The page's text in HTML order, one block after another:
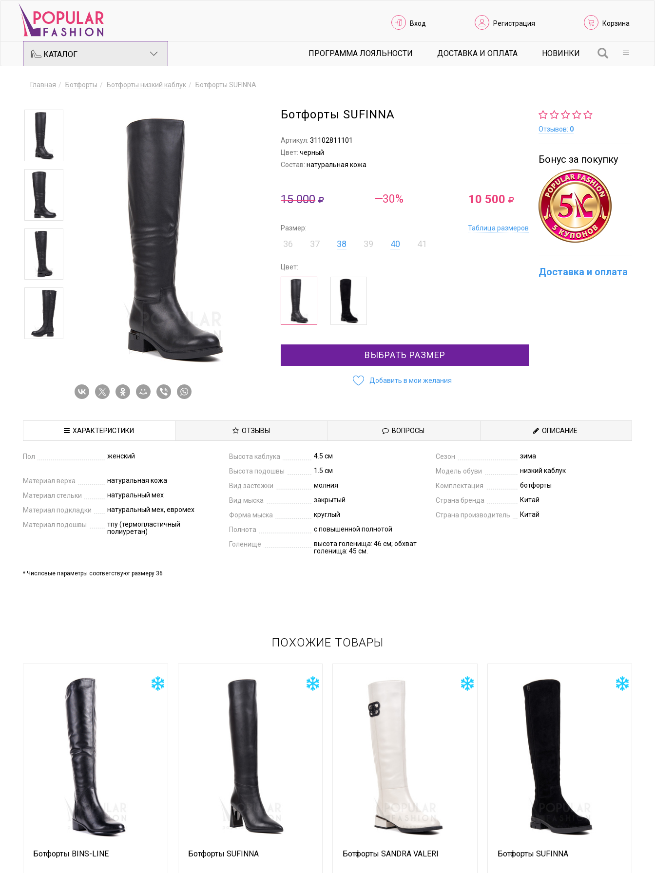
Вход Регистрация Корзина
КАТАЛОГ ПРОГРАММА ЛОЯЛЬНОСТИ ДОСТАВКА И ОПЛАТА НОВИНКИ
Главная Ботфорты Ботфорты низкий каблук Ботфорты SUFINNA
Ботфорты SUFINNA
Артикул:31102811101
Цвет:черный
Состав:натуральная кожа
15 000 —30% 10 500
Размер: Таблица размеров
36 37 38 39 40 41
Цвет:
ВЫБРАТЬ РАЗМЕР
Добавить в мои желания
Отзывов: 0
Бонус за покупку
Доставка и оплата
ХАРАКТЕРИСТИКИ ОТЗЫВЫ ВОПРОСЫ ОПИСАНИЕ
Пол женский
Материал верха
натуральная кожа
Материал стельки
натуральный мех
Материал подкладки
натуральный мех, евромех
Материал подошвы
тпу (термопластичный
полиуретан)
Высота каблука
4.5 см
Высота подошвы
1.5 см
Вид застежки
молния
Вид мыска
закрытый
Форма мыска
круглый
Полнота
с повышенной полнотой
Голенище
высота голенища: 46 см; обхват
голенища: 45 см.
Сезон
зима
Модель обуви
низкий каблук
Комплектация
ботфорты
Страна бренда
Китай
Страна производитель
Китай
* Числовые параметры соответствуют размеру 36
ПОХОЖИЕ ТОВАРЫ
Ботфорты BINS-LINE Ботфорты SUFINNA Ботфорты SANDRA VALERI Ботфорты SUFINNA